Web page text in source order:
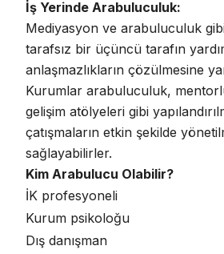
İş Yerinde Arabuluculuk:
Mediyasyon ve arabuluculuk
tarafsız bir üçüncü tarafın
anlaşmazlıkların çözülmesine
Kurumlar arabuluculuk,
gelişim atölyeleri gibi
çatışmaların etkin şekilde
sağlayabilirler.
Kim Arabulucu Olabilir?
İK profesyoneli
Kurum psikoloğu
Dış danışman